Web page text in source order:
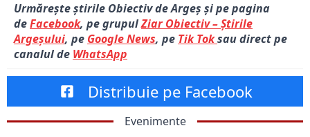
Urmărește știrile Obiectiv de Argeș și pe pagina
deFacebook, pe grupulZiar Obiectiv – Știrile
Argeșului, pe Google News, pe Tik Toksau direct pe
canalul de WhatsApp
Distribuie pe Facebook
Evenimente